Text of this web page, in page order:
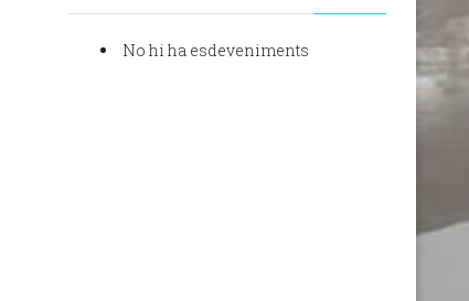
No hi ha esdeveniments